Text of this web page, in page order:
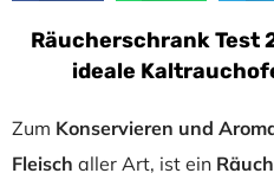
Räucherschrank Test
ideale
Zum Konservieren und
Fleisch aller Art, ist ein